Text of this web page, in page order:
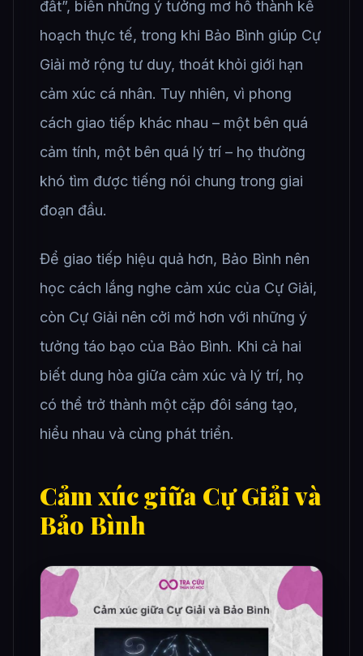
đất”, biến những ý tưởng mơ hồ thành kế
hoạch thực tế, trong khi Bảo Bình giúp Cự
Giải mở rộng tư duy, thoát khỏi giới hạn
cảm xúc cá nhân. Tuy nhiên, vì phong
cách giao tiếp khác nhau – một bên quá
cảm tính, một bên quá lý trí – họ thường
khó tìm được tiếng nói chung trong giai
đoạn đầu.
Để giao tiếp hiệu quả hơn, Bảo Bình nên
học cách lắng nghe cảm xúc của Cự Giải,
còn Cự Giải nên cởi mở hơn với những ý
tưởng táo bạo của Bảo Bình. Khi cả hai
biết dung hòa giữa cảm xúc và lý trí, họ
có thể trở thành một cặp đôi sáng tạo,
hiểu nhau và cùng phát triển.
Cảm xúc giữa Cự Giải và
Bảo Bình